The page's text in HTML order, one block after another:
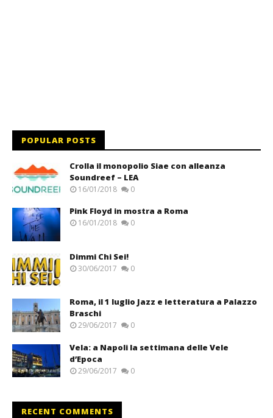
POPULAR POSTS
Crolla il monopolio Siae con alleanza
Soundreef – LEA
16/01/2018 0
Pink Floyd in mostra a Roma
16/01/2018 0
Dimmi Chi Sei!
30/06/2017 0
Roma, il 1 luglio Jazz e letteratura a Palazzo
Braschi
29/06/2017 0
Vela: a Napoli la settimana delle Vele
d’Epoca
29/06/2017 0
RECENT COMMENTS